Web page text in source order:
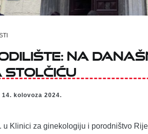
na
stolčiću
14. kolovoza 2024.
u Klinici za ginekologiju i porodništvo